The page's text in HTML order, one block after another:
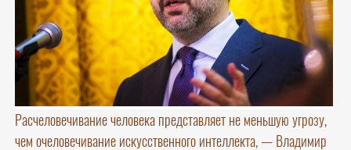
Расчеловечивание человека представляет не меньшую угрозу,
чем очеловечивание искусственного интеллекта, — Владимир